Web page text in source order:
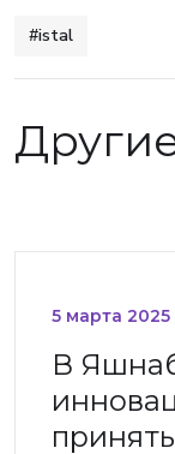
#istal
5 марта 2025
В